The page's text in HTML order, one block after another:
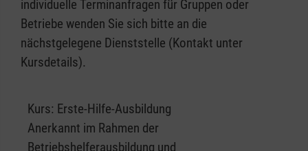
individuelle Terminanfragen für Gruppen oder
Betriebe wenden Sie sich bitte an die
nächstgelegene Dienststelle (Kontakt unter
Kursdetails).
Kurs: Erste-Hilfe-Ausbildung
Anerkannt im Rahmen der
Betriebshelferausbildung und